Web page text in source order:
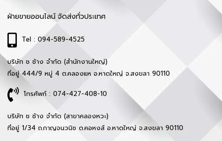
ฝ่ายขายออนไลน์ จัดส่งทั่วประเทศ
Tel : 094-589-4525
บริษัท ช ช้าง จำกัด (สำนักงานใหญ่)
ที่อยู่ 444/9 หมู่ 4 ต.คลองแห อ.หาดใหญ่ จ.สงขลา 90110
โทรศัพท์ : 074-427-408-10
บริษัท ช ช้าง จำกัด (สาขาคลองหวะ)
ที่อยู่ 1/34 ถ.กาญจนวนิช ต.คอหงส์ อ.หาดใหญ่ จ.สงขลา 90110